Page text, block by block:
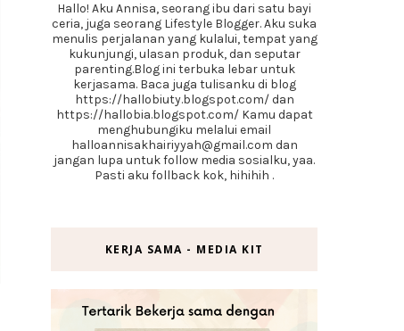
Hallo! Aku Annisa, seorang ibu dari satu bayi
ceria, juga seorang Lifestyle Blogger. Aku suka
menulis perjalanan yang kulalui, tempat yang
kukunjungi, ulasan produk, dan seputar
parenting.Blog ini terbuka lebar untuk
kerjasama. Baca juga tulisanku di blog
https://hallobiuty.blogspot.com/ dan
https://hallobia.blogspot.com/ Kamu dapat
menghubungiku melalui email
halloannisakhairiyyah@gmail.com dan
jangan lupa untuk follow media sosialku, yaa.
Pasti aku follback kok, hihihih .
KERJA SAMA - MEDIA KIT